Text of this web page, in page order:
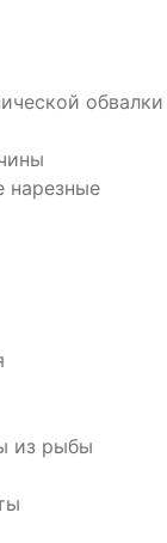
обвалки
нарезные
из рыбы